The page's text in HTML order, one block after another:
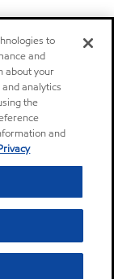
to
and
about your
analytics
the
and